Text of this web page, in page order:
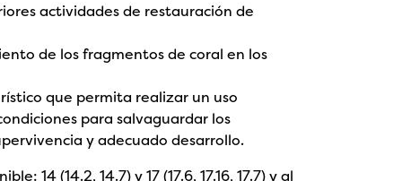
actividades de restauración de
de los fragmentos de coral en los
que permita realizar un uso
para salvaguardar los
y adecuado desarrollo.
14 (14.2, 14.7) y 17 (17.6, 17.16, 17.7) y al